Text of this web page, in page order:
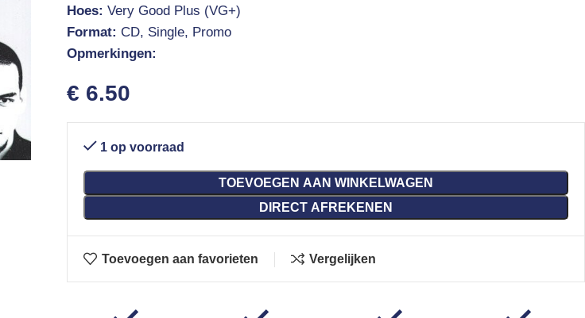
Hoes: Very Good Plus (VG+)
Format: CD, Single, Promo
Opmerkingen:
€ 6.50
1 op voorraad
TOEVOEGEN AAN WINKELWAGEN
DIRECT AFREKENEN
Toevoegen aan favorieten Vergelijken